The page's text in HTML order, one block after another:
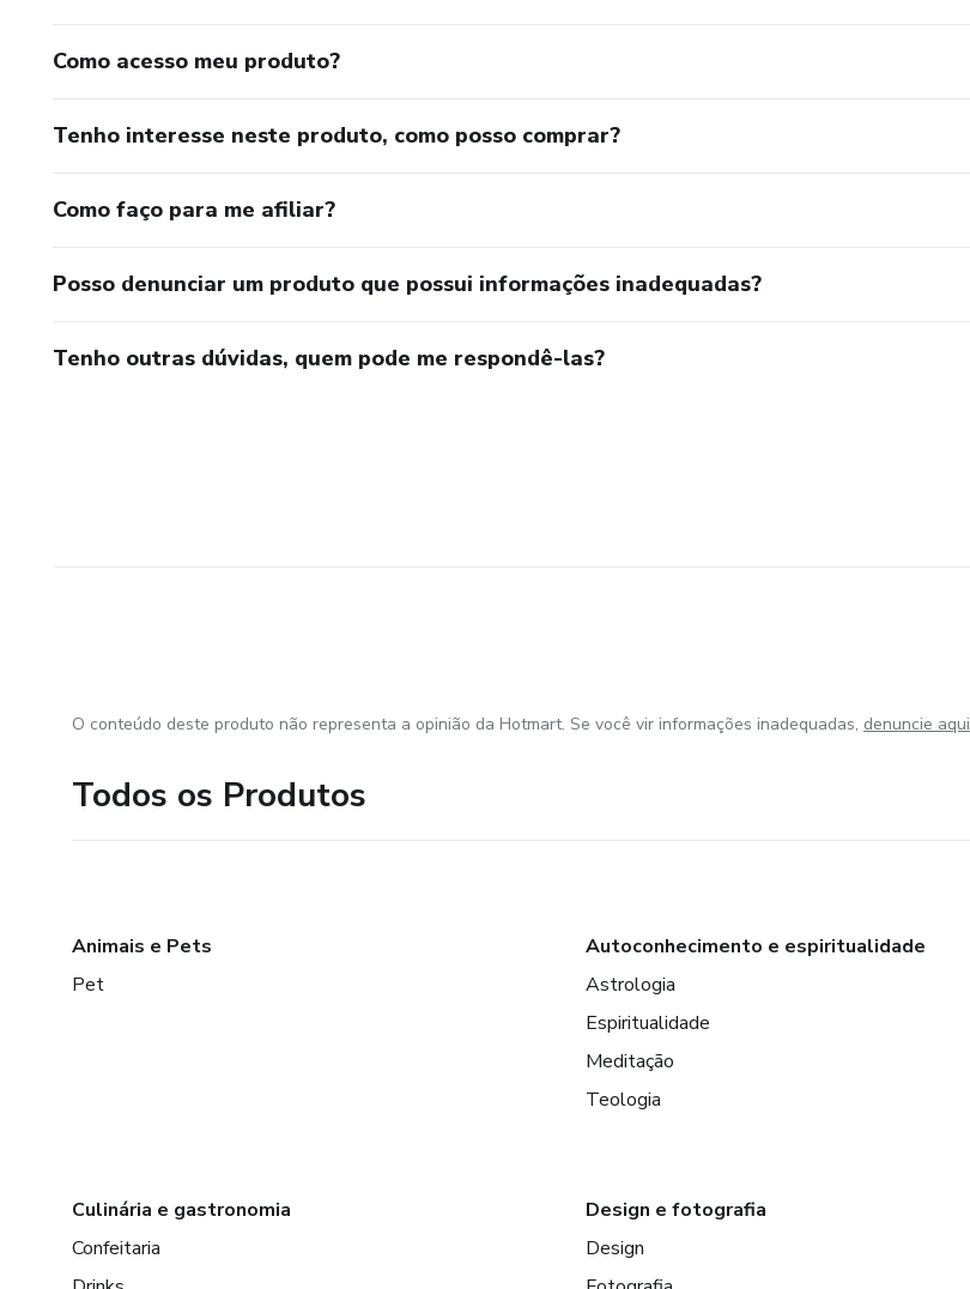
Fisioterapia
academia
hambúrguer
minimercado
pizzaria 7
Como acesso meu produto?
Tenho interesse neste produto, como posso comprar?
Como faço para me afiliar?
Posso denunciar um produto que possui informações inadequadas?
Tenho outras dúvidas, quem pode me respondê-las?
O conteúdo deste produto não representa a opinião da Hotmart. Se você vir informações inadequadas, denuncie aqui
Todos os Produtos
Animais e Pets
Pet
Autoconhecimento e espiritualidade
Astrologia
Espiritualidade
Meditação
Teologia
Culinária e gastronomia
Confeitaria
Design e fotografia
Design